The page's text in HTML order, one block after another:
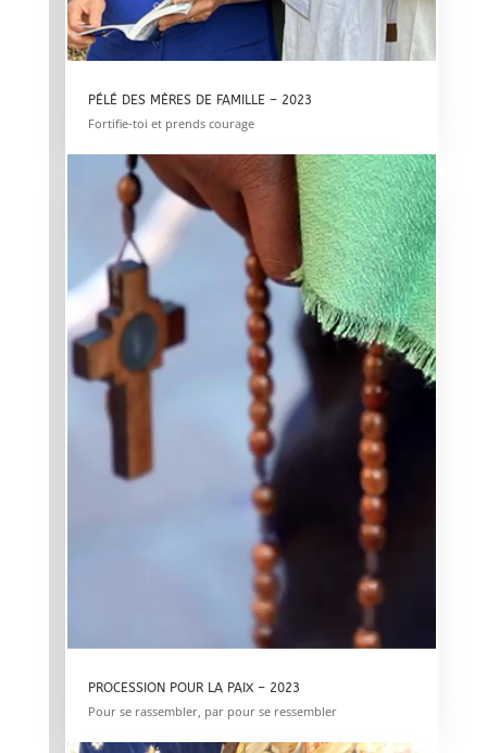
PÉLÉ DES MÈRES DE FAMILLE – 2023
Fortifie-toi et prends courage
PROCESSION POUR LA PAIX – 2023
Pour se rassembler, par pour se ressembler